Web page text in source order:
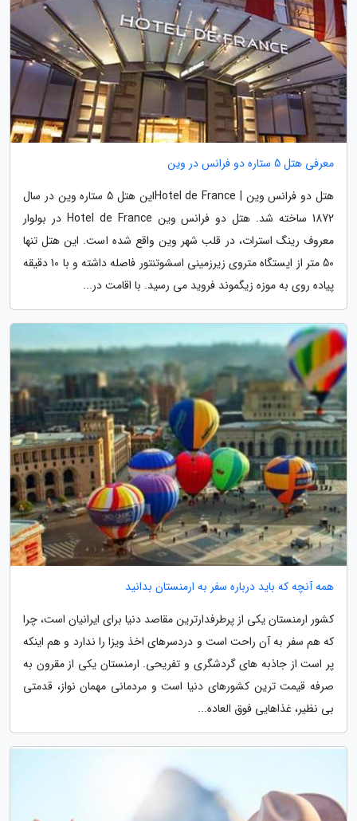
معرفی هتل 5 ستاره دو فرانس در وین
هتل دو فرانس وین | Hotel de Franceاین هتل 5 ستاره وین در سال
1872 ساخته شد. هتل دو فرانس وین Hotel de France در بولوار
معروف رینگ استرات، در قلب شهر وین واقع شده است. این هتل تنها
50 متر از ایستگاه متروی زیرزمینی اسشوتنتور فاصله داشته و با 10 دقیقه
پیاده روی به موزه زیگموند فروید می رسید. با اقامت در...
همه آنچه که باید درباره سفر به ارمنستان بدانید
کشور ارمنستان یکی از پرطرفدارترین مقاصد دنیا برای ایرانیان است، چرا
که هم سفر به آن راحت است و دردسرهای اخذ ویزا را ندارد و هم اینکه
پر است از جاذبه های گردشگری و تفریحی. ارمنستان یکی از مقرون به
صرفه قیمت ترین کشورهای دنیا است و مردمانی مهمان نواز، قدمتی
بی نظیر، غذاهایی فوق العاده...